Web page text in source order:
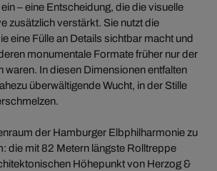
– eine Entscheidung, die die visuelle
zusätzlich verstärkt. Sie nutzt die
eine Fülle an Details sichtbar macht und
monumentale Formate früher nur der
waren. In diesen Dimensionen entfalten
überwältigende Wucht, in der Stille
der Hamburger Elbphilharmonie zu
die mit 82 Metern längste Rolltreppe
Höhepunkt von Herzog &